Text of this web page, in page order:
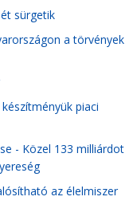
sürgetik
a törvények
piaci
- Közel 133 milliárdot
az élelmiszer